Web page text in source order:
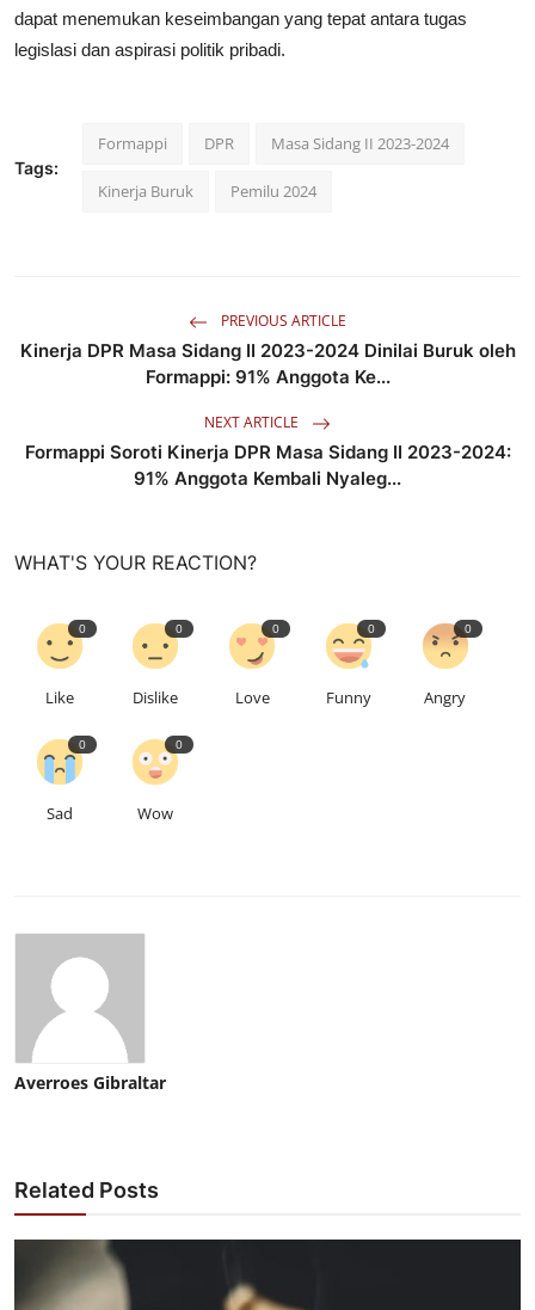
dapat menemukan keseimbangan yang tepat antara tugas
legislasi dan aspirasi politik pribadi.
Tags:
Formappi DPR Masa Sidang II 2023-2024
Kinerja Buruk Pemilu 2024
PREVIOUS ARTICLE
Kinerja DPR Masa Sidang II 2023-2024 Dinilai Buruk oleh
Formappi: 91% Anggota Ke...
NEXT ARTICLE
Formappi Soroti Kinerja DPR Masa Sidang II 2023-2024:
91% Anggota Kembali Nyaleg...
WHAT'S YOUR REACTION?
0
Like
0
Dislike
0
Love
0
Funny
0
Angry
0
Sad
0
Wow
Averroes Gibraltar
Related Posts